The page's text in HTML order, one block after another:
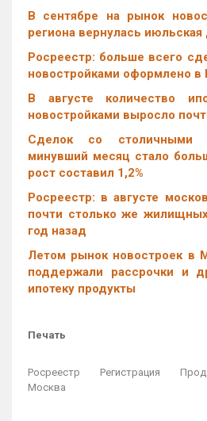
В сентябре на рынок
региона вернулась
Росреестр: больше всего
новостройками оформлено в
В августе количество
новостройками выросло
Cделок со столичными
минувший месяц стало
рост составил 1,2%
Росреестр: в августе
почти столько же
год назад
Летом рынок новостроек в
поддержали рассрочки и
ипотеку продукты
Печать
Росреестр Регистрация
Москва